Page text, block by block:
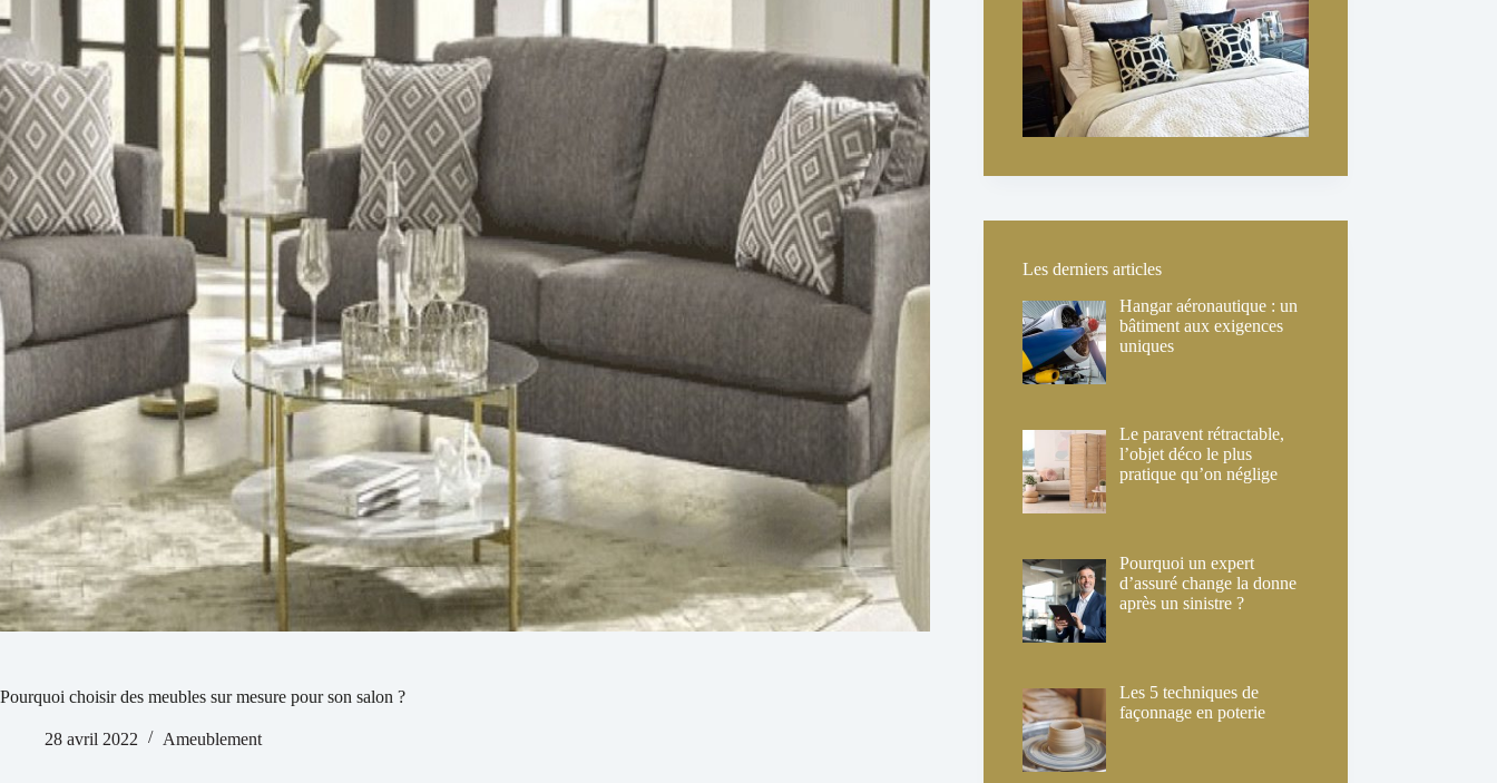
Pourquoi choisir des meubles sur mesure pour son salon ?
28 avril 2022 Ameublement
Les derniers articles
Hangar aéronautique : un
bâtiment aux exigences
uniques
Le paravent rétractable,
l’objet déco le plus
pratique qu’on néglige
Pourquoi un expert
d’assuré change la donne
après un sinistre ?
Les 5 techniques de
façonnage en poterie